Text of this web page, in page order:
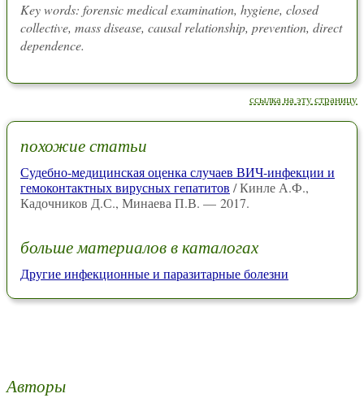
Key words: forensic medical examination, hygiene, closed
collective, mass disease, causal relationship, prevention, direct
dependence.
ссылка на эту страницу
похожие статьи
Судебно-медицинская оценка случаев ВИЧ-инфекции и
гемоконтактных вирусных гепатитов / Кинле А.Ф.,
Кадочников Д.С., Минаева П.В. — 2017.
больше материалов в каталогах
Другие инфекционные и паразитарные болезни
Авторы